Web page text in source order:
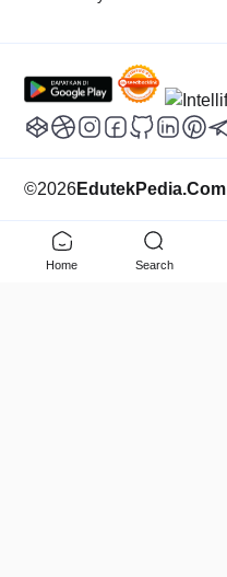
©2026EdutekPedia.Com
Home Search